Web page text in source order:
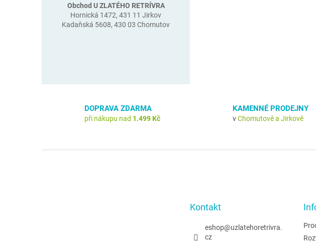
Obchod U ZLATÉHO RETRÍVRA
Hornická 1472, 431 11 Jirkov
Kadaňská 5608, 430 03 Chomutov
DOPRAVA ZDARMA
při nákupu nad 1.499 Kč
KAMENNÉ PRODEJNY
vChomutově a Jirkově
Kontakt
eshop@uzlatehoretrivra.
cz